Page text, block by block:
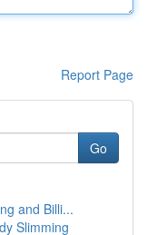
Report Page
Go
and Billi...
Slimming